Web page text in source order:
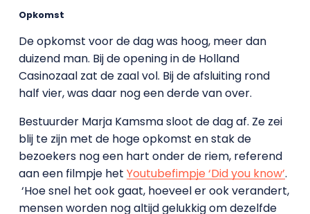
Opkomst
De opkomst voor de dag was hoog, meer dan
duizend man. Bij de opening in de Holland
Casinozaal zat de zaal vol. Bij de afsluiting rond
half vier, was daar nog een derde van over.
Bestuurder Marja Kamsma sloot de dag af. Ze zei
blij te zijn met de hoge opkomst en stak de
bezoekers nog een hart onder de riem, referend
aan een filmpje het Youtubefimpje ‘Did you know’.
‘Hoe snel het ook gaat, hoeveel er ook verandert,
mensen worden nog altijd gelukkig om dezelfde